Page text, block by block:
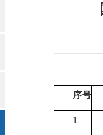
序号
1